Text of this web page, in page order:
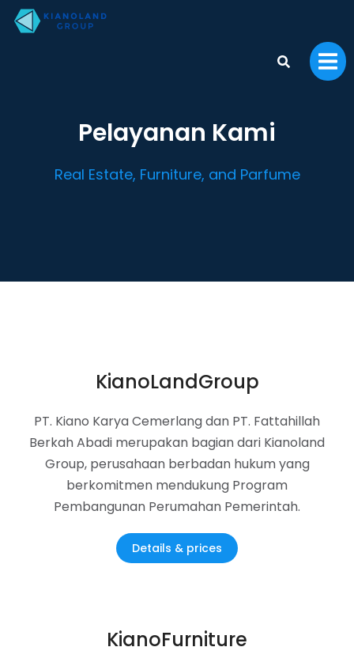
Pelayanan Kami
Real Estate, Furniture, and Parfume
KianoLandGroup
PT. Kiano Karya Cemerlang dan PT. Fattahillah
Berkah Abadi merupakan bagian dari Kianoland
Group, perusahaan berbadan hukum yang
berkomitmen mendukung Program
Pembangunan Perumahan Pemerintah.
Details & prices
KianoFurniture